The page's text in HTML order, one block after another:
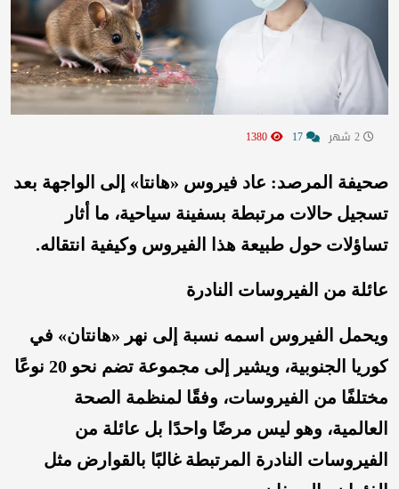
صحيفة المرصد: عاد فيروس «هانتا» إلى الواجهة بعد
تسجيل حالات مرتبطة بسفينة سياحية، ما أثار
تساؤلات حول طبيعة هذا الفيروس وكيفية انتقاله.
عائلة من الفيروسات النادرة
ويحمل الفيروس اسمه نسبة إلى نهر «هانتان» في
كوريا الجنوبية، ويشير إلى مجموعة تضم نحو 20 نوعًا
مختلفًا من الفيروسات، وفقًا لمنظمة الصحة
العالمية، وهو ليس مرضًا واحدًا بل عائلة من
الفيروسات النادرة المرتبطة غالبًا بالقوارض مثل